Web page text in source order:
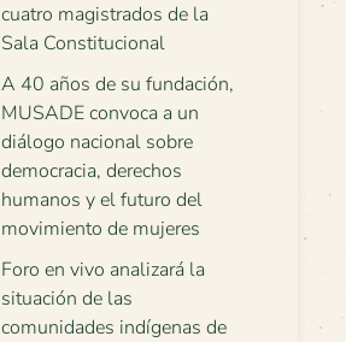
cuatro magistrados de la
Sala Constitucional
A 40 años de su fundación,
MUSADE convoca a un
diálogo nacional sobre
democracia, derechos
humanos y el futuro del
movimiento de mujeres
Foro en vivo analizará la
situación de las
comunidades indígenas de